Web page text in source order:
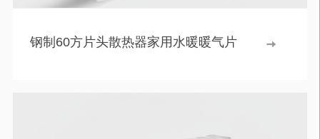
钢制60方片头散热器家用水暖暖气片 